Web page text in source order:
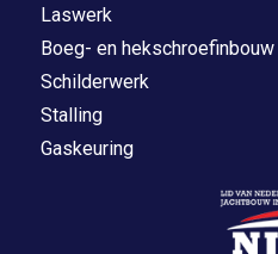
Laswerk
Boeg- en hekschroefinbouw
Schilderwerk
Stalling
Gaskeuring